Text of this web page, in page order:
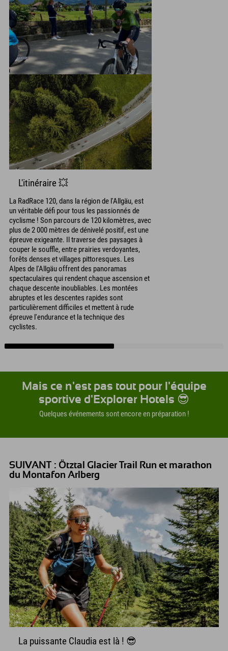
L'itinéraire 💥
La RadRace 120, dans la région de l'Allgäu, est
un véritable défi pour tous les passionnés de
cyclisme ! Son parcours de 120 kilomètres, avec
plus de 2 000 mètres de dénivelé positif, est une
épreuve exigeante. Il traverse des paysages à
couper le souffle, entre prairies verdoyantes,
forêts denses et villages pittoresques. Les
Alpes de l'Allgäu offrent des panoramas
spectaculaires qui rendent chaque ascension et
chaque descente inoubliables. Les montées
abruptes et les descentes rapides sont
particulièrement difficiles et mettent à rude
épreuve l'endurance et la technique des
cyclistes.
Mais ce n'est pas tout pour l'équipe
sportive d'Explorer Hotels 😎
Quelques événements sont encore en préparation !
SUIVANT : Ötztal Glacier Trail Run et marathon
du Montafon Arlberg
La puissante Claudia est là ! 😎